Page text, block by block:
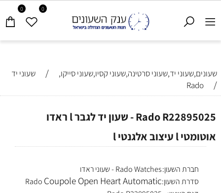
0 0
שעונים,שעוני יד,שעוני סרטינה,שעוני קסיו,שעוני סייקו, / שעוני יד
/
Rado
Rado R22895025 - שעון יד לגבר l ראדו
אוטומטי l עיצוב אלגנטי l
חברת השעון:Rado Watches - שעוני ראדו
סדרת השעון:
Rado Coupole Open Heart Automatic